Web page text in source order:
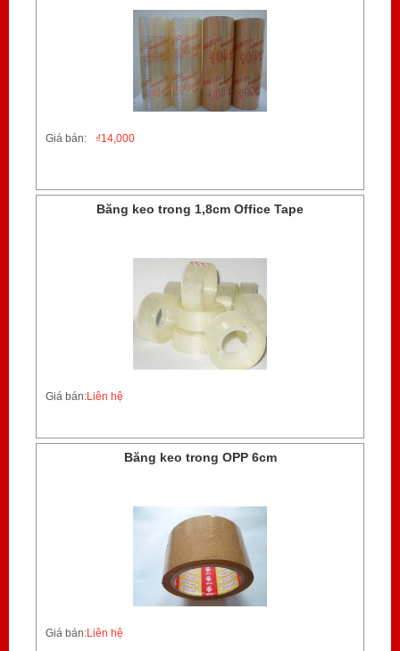
Giá bán: 14,000
₫
Băng keo trong 1,8cm Office Tape
Giá bán:Liên hệ
Băng keo trong OPP 6cm
Giá bán:Liên hệ